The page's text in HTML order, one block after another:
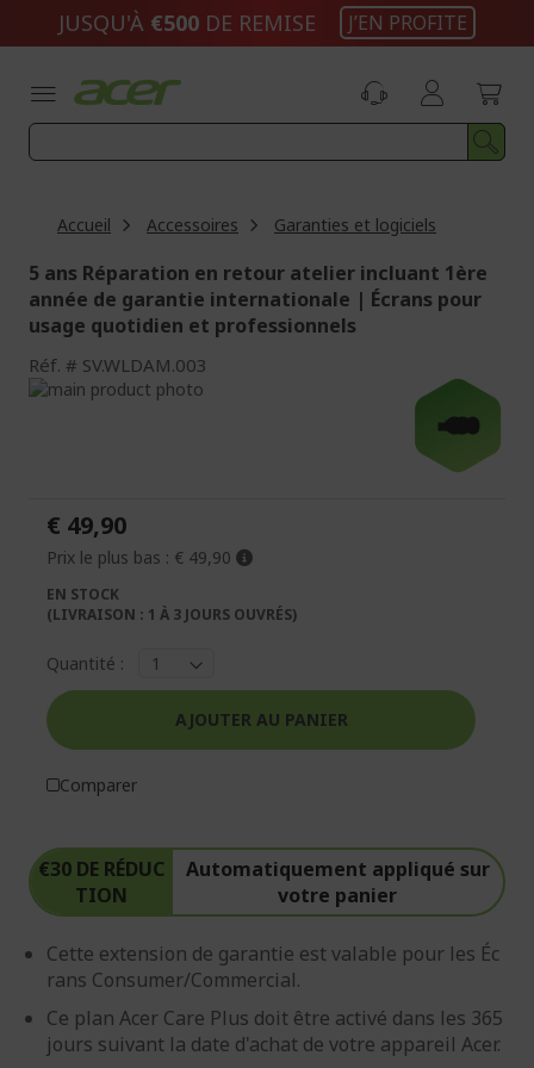
JUSQU'À €500 DE REMISE J’EN PROFITE
Accueil Accessoires Garanties et logiciels
5 ans Réparation en retour atelier incluant 1ère
année de garantie internationale | Écrans pour
usage quotidien et professionnels
Réf. SV.WLDAM.003
Passer
galerie
d’images
-€30
Galerie
d’images
€30 DE RÉDUC
TION
Automatiquement appliqué sur
votre panier
Cette extension de garantie est valable pour les Éc
rans Consumer/Commercial.
Ce plan Acer Care Plus doit être activé dans les 365
jours suivant la date d'achat de votre appareil Acer.
€ 49,90
Prix le plus bas : € 49,90
EN STOCK
(LIVRAISON : 1 À 3 JOURS OUVRÉS)
Quantité :
AJOUTER AU PANIER
Comparer